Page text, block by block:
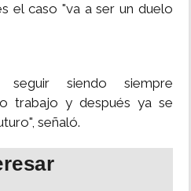
el caso "va a ser un duelo
seguir siendo siempre
trabajo y después ya se
señaló.